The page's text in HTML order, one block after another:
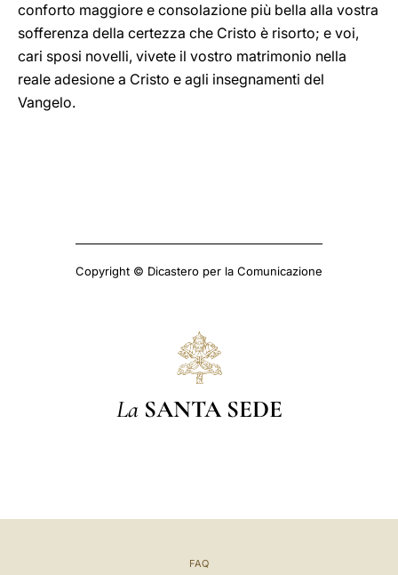
conforto maggiore e consolazione più bella alla vostra
sofferenza della certezza che Cristo è risorto; e voi,
cari sposi novelli, vivete il vostro matrimonio nella
reale adesione a Cristo e agli insegnamenti del
Vangelo.
Copyright © Dicastero per la Comunicazione
La SANTA SEDE
FAQ